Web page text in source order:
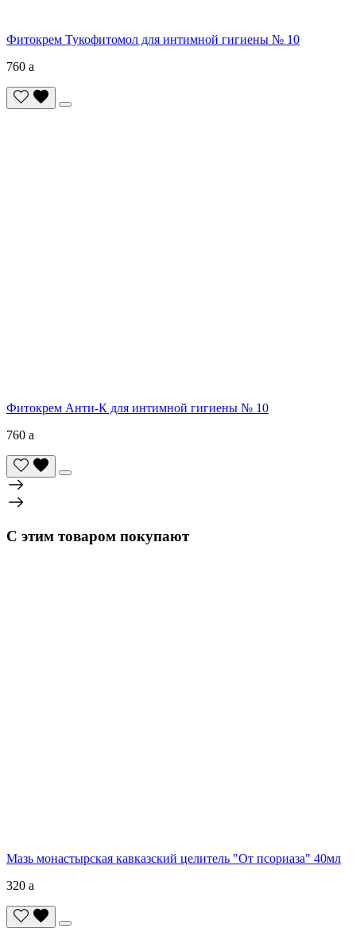
Фитокрем Тукофитомол для интимной гигиены № 10
760 a
Фитокрем Анти-К для интимной гигиены № 10
760 a
С этим товаром покупают
Мазь монастырская кавказский целитель "От псориаза" 40мл
320 a